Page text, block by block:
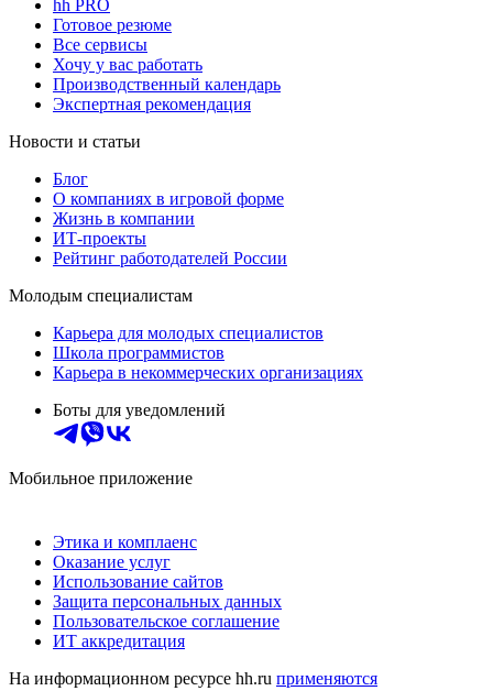
hh PRO
Готовое резюме
Все сервисы
Хочу у вас работать
Производственный календарь
Экспертная рекомендация
Новости и статьи
Блог
О компаниях в игровой форме
Жизнь в компании
ИТ-проекты
Рейтинг работодателей России
Молодым специалистам
Карьера для молодых специалистов
Школа программистов
Карьера в некоммерческих организациях
Боты для уведомлений
Мобильное приложение
Этика и комплаенс
Оказание услуг
Использование сайтов
Защита персональных данных
Пользовательское соглашение
ИТ аккредитация
На информационном ресурсе hh.ru применяются